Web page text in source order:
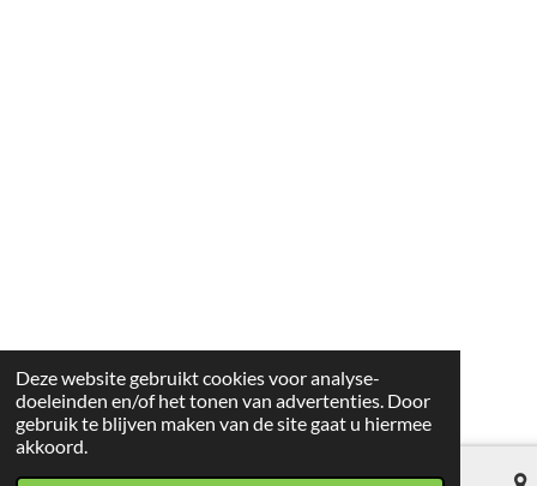
Deze website gebruikt cookies voor analyse-
doeleinden en/of het tonen van advertenties. Door
gebruik te blijven maken van de site gaat u hiermee
akkoord.